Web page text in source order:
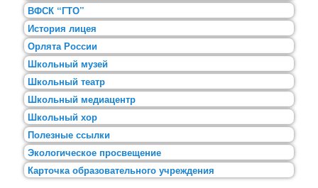
ВФСК “ГТО”
История лицея
Орлята России
Школьный музей
Школьный театр
Школьный медиацентр
Школьный хор
Полезные ссылки
Экологическое просвещение
Карточка образовательного учреждения